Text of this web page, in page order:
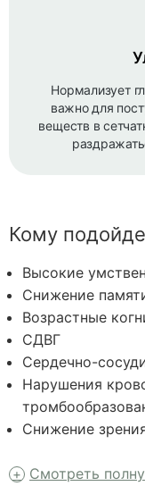
Нормализует
важно для
веществ в
Кому
Высокие
Снижение
Возрастные
СДВГ
Сердечно-
Нарушения
Снижение
Смотреть